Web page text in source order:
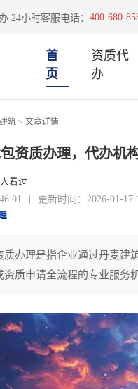
24小时客服电话： 400-680-
首
页
资质代
办
建筑 > 文章详情
资质办理，代办机
人看过
| 更新时间：2026-01-17
办理是指企业通过丹麦建
质申请全流程的专业服务